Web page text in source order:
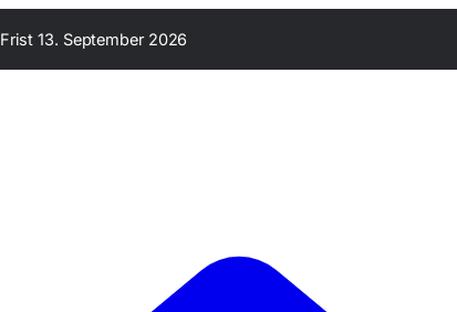
Frist 13. September 2026